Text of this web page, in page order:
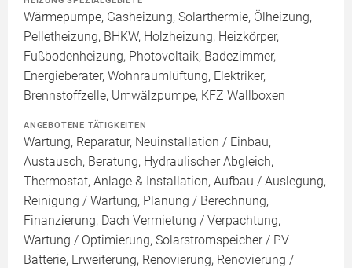
Wärmepumpe, Gasheizung, Solarthermie, Ölheizung,
Pelletheizung, BHKW, Holzheizung, Heizkörper,
Fußbodenheizung, Photovoltaik, Badezimmer,
Energieberater, Wohnraumlüftung, Elektriker,
Brennstoffzelle, Umwälzpumpe, KFZ Wallboxen
ANGEBOTENE TÄTIGKEITEN
Wartung, Reparatur, Neuinstallation / Einbau,
Austausch, Beratung, Hydraulischer Abgleich,
Thermostat, Anlage & Installation, Aufbau / Auslegung,
Reinigung / Wartung, Planung / Berechnung,
Finanzierung, Dach Vermietung / Verpachtung,
Wartung / Optimierung, Solarstromspeicher / PV
Batterie, Erweiterung, Renovierung, Renovierung /